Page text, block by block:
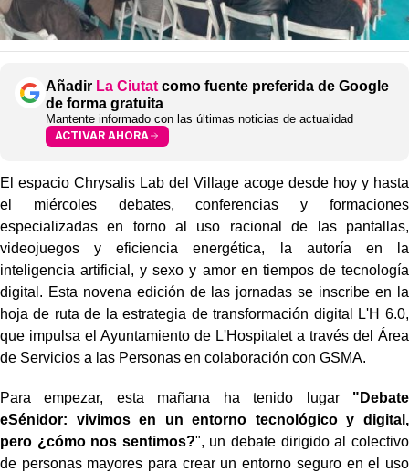
Añadir La Ciutat como fuente preferida de Google
de forma gratuita
Mantente informado con las últimas noticias de actualidad
ACTIVAR AHORA
El espacio Chrysalis Lab del Village acoge desde hoy y hasta
el miércoles debates, conferencias y formaciones
especializadas en torno al uso racional de las pantallas,
videojuegos y eficiencia energética, la autoría en la
inteligencia artificial, y sexo y amor en tiempos de tecnología
digital. Esta novena edición de las jornadas se inscribe en la
hoja de ruta de la estrategia de transformación digital L'H 6.0,
que impulsa el Ayuntamiento de L'Hospitalet a través del Área
de Servicios a las Personas en colaboración con GSMA.
Para empezar, esta mañana ha tenido lugar "Debate
eSénidor: vivimos en un entorno tecnológico y digital,
pero ¿cómo nos sentimos?", un debate dirigido al colectivo
de personas mayores para crear un entorno seguro en el uso